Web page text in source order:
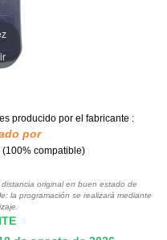
producido por el fabricante :
por
(100% compatible)
original en buen estado de
la programación se realizará mediante